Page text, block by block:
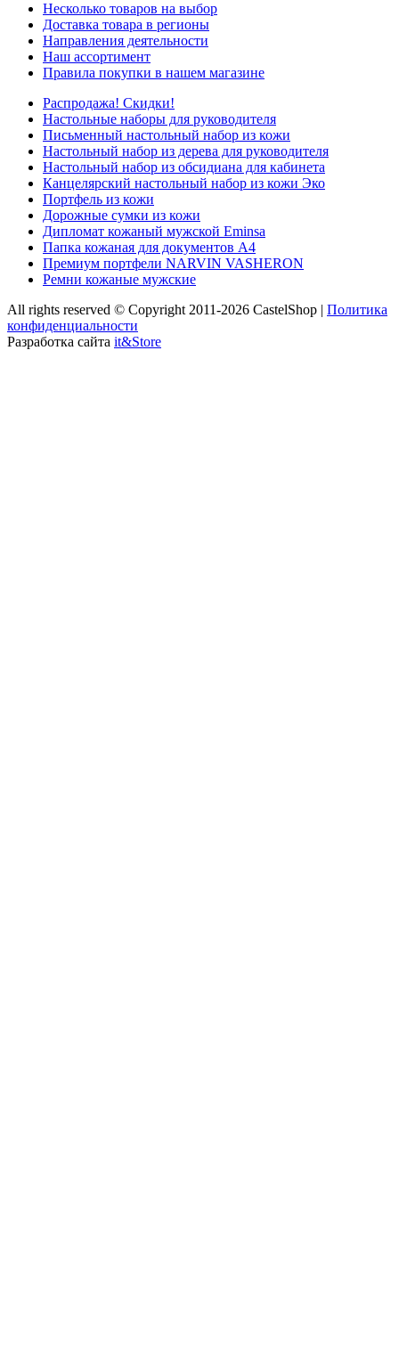
Несколько товаров на выбор
Доставка товара в регионы
Направления деятельности
Наш ассортимент
Правила покупки в нашем магазине
Распродажа! Скидки!
Настольные наборы для руководителя
Письменный настольный набор из кожи
Настольный набор из дерева для руководителя
Настольный набор из обсидиана для кабинета
Канцелярский настольный набор из кожи Эко
Портфель из кожи
Дорожные сумки из кожи
Дипломат кожаный мужской Eminsa
Папка кожаная для документов А4
Премиум портфели NARVIN VASHERON
Ремни кожаные мужские
All rights reserved © Copyright 2011-2026 CastelShop | Политика
конфиденциальности
Разработка сайта it&Store